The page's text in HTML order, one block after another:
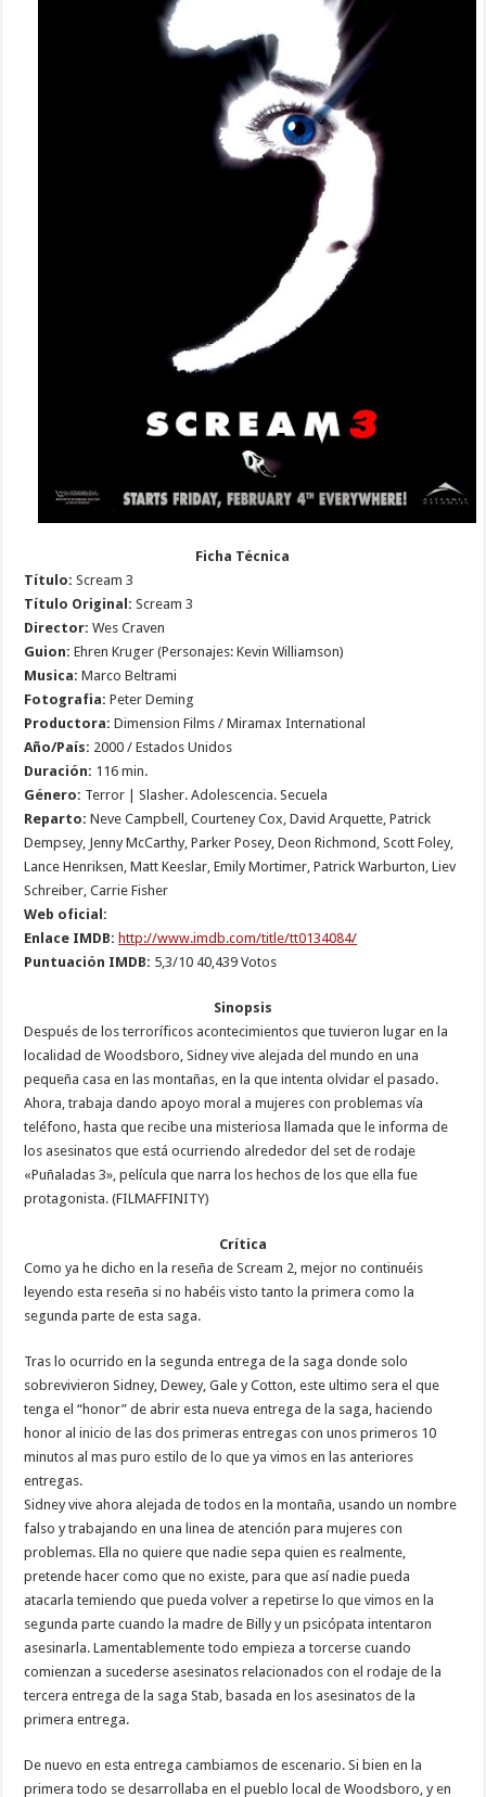
Ficha Técnica
Título: Scream 3
Título Original: Scream 3
Director: Wes Craven
Guion: Ehren Kruger (Personajes: Kevin Williamson)
Musica: Marco Beltrami
Fotografia: Peter Deming
Productora: Dimension Films / Miramax International
Año/País: 2000 / Estados Unidos
Duración: 116 min.
Género: Terror | Slasher. Adolescencia. Secuela
Reparto: Neve Campbell, Courteney Cox, David Arquette, Patrick
Dempsey, Jenny McCarthy, Parker Posey, Deon Richmond, Scott Foley,
Lance Henriksen, Matt Keeslar, Emily Mortimer, Patrick Warburton, Liev
Schreiber, Carrie Fisher
Web oficial:
Enlace IMDB: http://www.imdb.com/title/tt0134084/
Puntuación IMDB: 5,3/10 40,439 Votos
Sinopsis
Después de los terroríficos acontecimientos que tuvieron lugar en la
localidad de Woodsboro, Sidney vive alejada del mundo en una
pequeña casa en las montañas, en la que intenta olvidar el pasado.
Ahora, trabaja dando apoyo moral a mujeres con problemas vía
teléfono, hasta que recibe una misteriosa llamada que le informa de
los asesinatos que está ocurriendo alrededor del set de rodaje
«Puñaladas 3», película que narra los hechos de los que ella fue
protagonista. (FILMAFFINITY)
Crítica
Como ya he dicho en la reseña de Scream 2, mejor no continuéis
leyendo esta reseña si no habéis visto tanto la primera como la
segunda parte de esta saga.
Tras lo ocurrido en la segunda entrega de la saga donde solo
sobrevivieron Sidney, Dewey, Gale y Cotton, este ultimo sera el que
tenga el “honor” de abrir esta nueva entrega de la saga, haciendo
honor al inicio de las dos primeras entregas con unos primeros 10
minutos al mas puro estilo de lo que ya vimos en las anteriores
entregas.
Sidney vive ahora alejada de todos en la montaña, usando un nombre
falso y trabajando en una linea de atención para mujeres con
problemas. Ella no quiere que nadie sepa quien es realmente,
pretende hacer como que no existe, para que así nadie pueda
atacarla temiendo que pueda volver a repetirse lo que vimos en la
segunda parte cuando la madre de Billy y un psicópata intentaron
asesinarla. Lamentablemente todo empieza a torcerse cuando
comienzan a sucederse asesinatos relacionados con el rodaje de la
tercera entrega de la saga Stab, basada en los asesinatos de la
primera entrega.
De nuevo en esta entrega cambiamos de escenario. Si bien en la
primera todo se desarrollaba en el pueblo local de Woodsboro, y en